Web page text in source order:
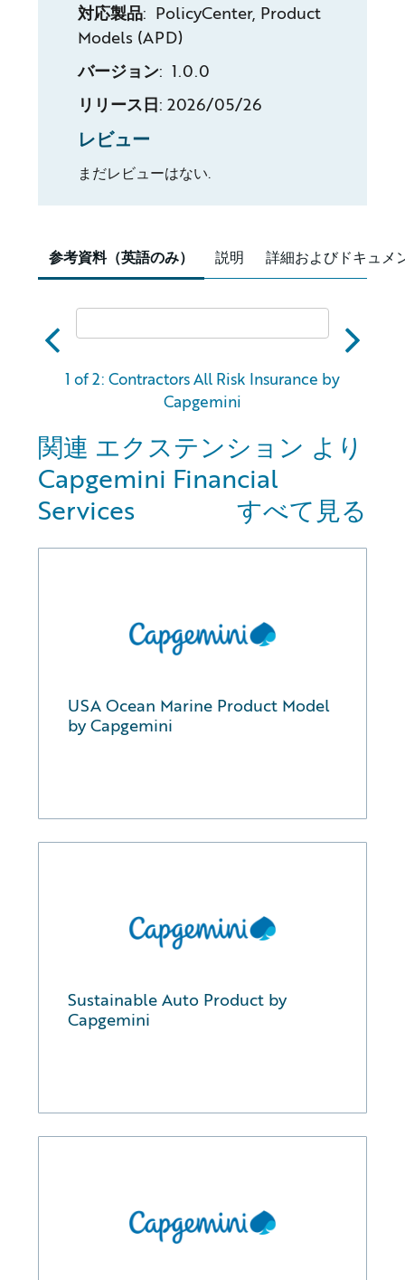
対応製品: PolicyCenter, Product
Models (APD)
バージョン: 1.0.0
リリース日: 2026/05/26
レビュー
まだレビューはない.
参考資料（英語のみ） 説明 詳細およびドキュメ
abc
1 of 2: Contractors All Risk Insurance by
Capgemini
関連 エクステンション より
Capgemini Financial
Services
すべて見る
USA Ocean Marine Product Model
by Capgemini
Sustainable Auto Product by
Capgemini